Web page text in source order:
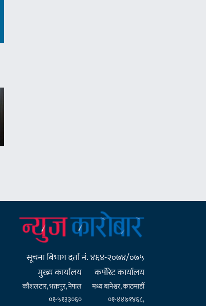
सूचना बिभाग दर्ता नं. ४६४-२०७४/०७५
मुख्य कार्यालय
कौशलटार, भक्तपुर, नेपाल
०१-५१३३०६०
कर्पाेरेट कार्यालय
मध्य बानेश्वर, काठमाडौँ
०१-४४७१४६८,